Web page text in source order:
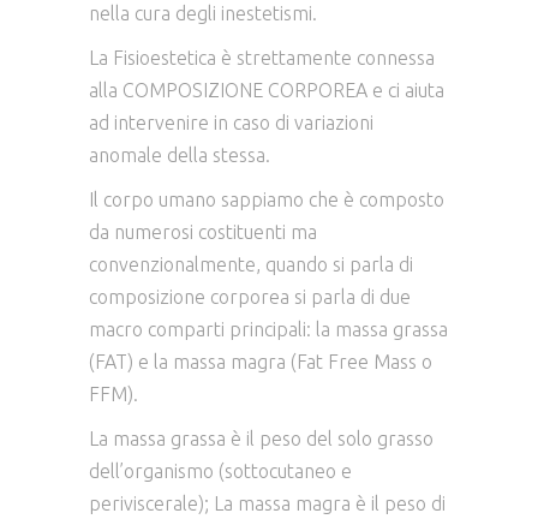
nella cura degli inestetismi.
La Fisioestetica è strettamente connessa
alla COMPOSIZIONE CORPOREA e ci aiuta
ad intervenire in caso di variazioni
anomale della stessa.
Il corpo umano sappiamo che è composto
da numerosi costituenti ma
convenzionalmente, quando si parla di
composizione corporea si parla di due
macro comparti principali: la massa grassa
(FAT) e la massa magra (Fat Free Mass o
FFM).
La massa grassa è il peso del solo grasso
dell’organismo (sottocutaneo e
periviscerale); La massa magra è il peso di